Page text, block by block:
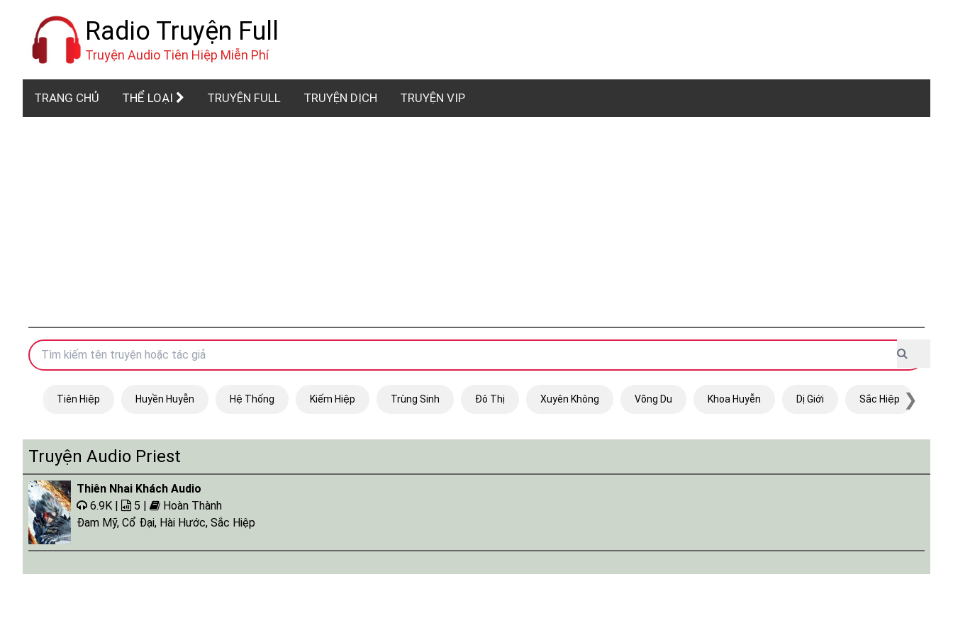
Radio Truyện Full
Truyện Audio Tiên Hiệp Miễn Phí
TRANG CHỦ THỂ LOẠI TRUYỆN FULL TRUYỆN DỊCH TRUYỆN VIP
Tiên Hiệp Huyền Huyễn Hệ Thống Kiếm Hiệp Trùng Sinh Đô Thị Xuyên Không Võng Du Khoa Huyễn Dị Giới Sắc Hiệp ❯
Truyện Audio Priest
Thiên Nhai Khách Audio
6.9K |
5 |
Hoàn Thành
Đam Mỹ, Cổ Đại, Hài Hước, Sắc Hiệp